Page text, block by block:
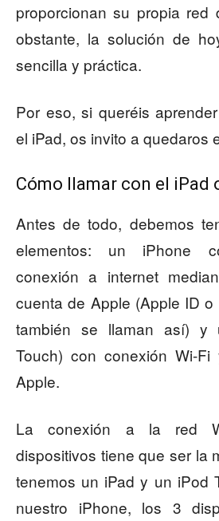
proporcionan su propia red
obstante, la solución de
sencilla y práctica.
Por eso, si queréis
el iPad, os invito a quedaros
Cómo llamar con el iPad
Antes de todo, debemos
elementos: un iPhone
conexión a internet
cuenta de Apple (Apple ID
también se llaman así) y
Touch) con conexión Wi-
Apple.
La conexión a la red
dispositivos tiene que ser la
tenemos un iPad y un iPod
nuestro iPhone, los 3